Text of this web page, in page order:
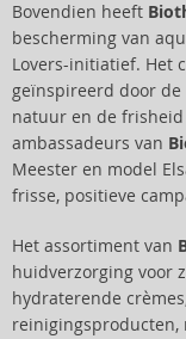
Bovendien heeft
bescherming van
Lovers-initiatief. Het
geïnspireerd door
natuur en de
ambassadeurs van
Meester en model
frisse, positieve
Het assortiment van
huidverzorging voor
hydraterende
reinigingsproducten,